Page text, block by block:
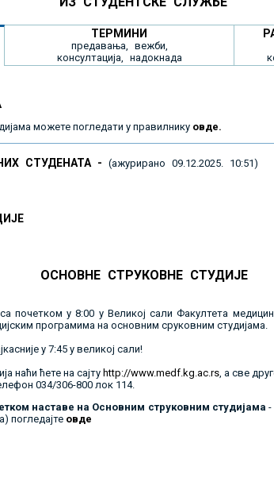
ТЕРМИНИ
предавања, вежби,
консултација, надокнада
можете погледати у правилнику овде.
СТУДЕНАТА - (ажурирано 09.12.2025. 10:51)
ОСНОВНЕ СТРУКОВНЕ СТУДИЈЕ
почетком у 8:00 у Великој сали Факултета
програмима на основним сруковним студијама.
у 7:45 у великој сали!
наћи ћете на сајту http://www.medf.kg.ac.rs, а све
034/306-800 лок 114.
наставе на Основним струковним студијама -
погледајте овде